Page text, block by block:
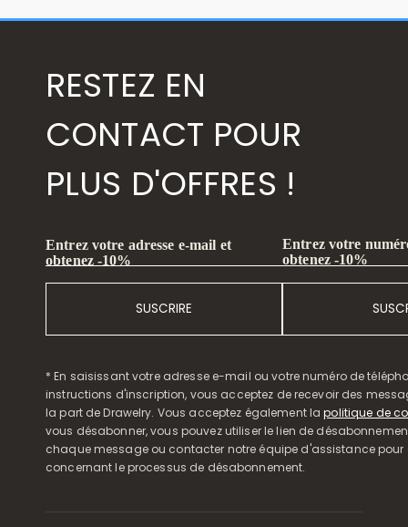
RESTEZ EN
CONTACT POUR
PLUS D'OFFRES !
Entrez votre adresse e-mail et
obtenez -10%
SUSCRIRE
Entrez votre
obtenez -10%
* En saisissant votre adresse e-mail ou votre numéro de
instructions d'inscription, vous acceptez de recevoir des
la part de Drawelry. Vous acceptez également lapolitique de
vous désabonner, vous pouvez utiliser le lien de
chaque message ou contacter notre équipe d'assistance pour
concernant le processus de désabonnement.